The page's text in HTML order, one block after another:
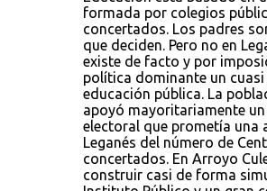
formada por colegios
concertados. Los padres
que deciden. Pero no en
existe de facto y por
política dominante un
educación pública. La
apoyó mayoritariamente
electoral que prometía una
Leganés del número de
concertados. En Arroyo
construir casi de forma